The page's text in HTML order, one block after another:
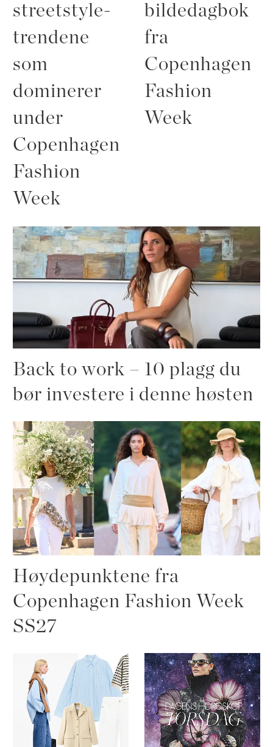
streetstyle-
trendene
som
dominerer
under
Copenhagen
Fashion
Week
bildedagbok
fra
Copenhagen
Fashion
Week
Back to work – 10 plagg du
bør investere i denne høsten
Høydepunktene fra
Copenhagen Fashion Week
SS27